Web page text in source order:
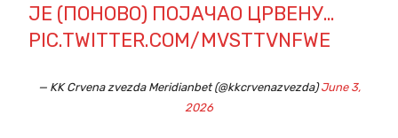
ЈЕ (ПОНОВО) ПОЈАЧАО ЦРВЕНУ…
PIC.TWITTER.COM/MVSTTVNFWE
— KK Crvena zvezda Meridianbet (@kkcrvenazvezda)June 3,
2026